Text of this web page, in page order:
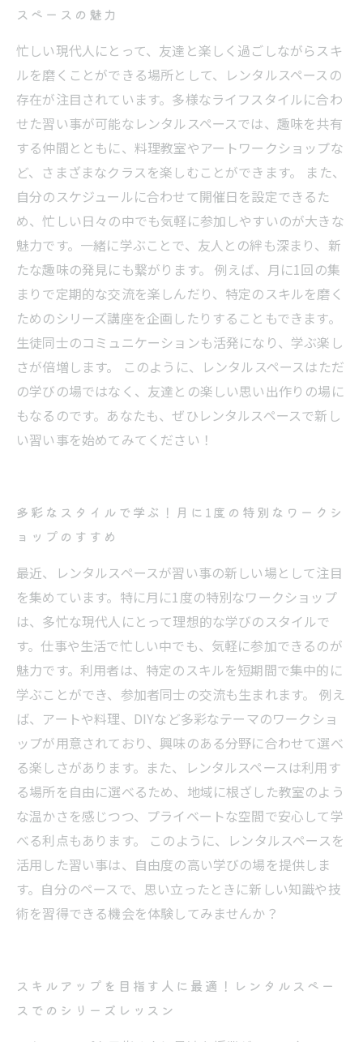
スペースの魅力
忙しい現代人にとって、友達と楽しく過ごしながらスキ
ルを磨くことができる場所として、レンタルスペースの
存在が注目されています。多様なライフスタイルに合わ
せた習い事が可能なレンタルスペースでは、趣味を共有
する仲間とともに、料理教室やアートワークショップな
ど、さまざまなクラスを楽しむことができます。 また、
自分のスケジュールに合わせて開催日を設定できるた
め、忙しい日々の中でも気軽に参加しやすいのが大きな
魅力です。一緒に学ぶことで、友人との絆も深まり、新
たな趣味の発見にも繋がります。 例えば、月に1回の集
まりで定期的な交流を楽しんだり、特定のスキルを磨く
ためのシリーズ講座を企画したりすることもできます。
生徒同士のコミュニケーションも活発になり、学ぶ楽し
さが倍増します。 このように、レンタルスペースはただ
の学びの場ではなく、友達との楽しい思い出作りの場に
もなるのです。あなたも、ぜひレンタルスペースで新し
い習い事を始めてみてください！
多彩なスタイルで学ぶ！月に1度の特別なワークシ
ョップのすすめ
最近、レンタルスペースが習い事の新しい場として注目
を集めています。特に月に1度の特別なワークショップ
は、多忙な現代人にとって理想的な学びのスタイルで
す。仕事や生活で忙しい中でも、気軽に参加できるのが
魅力です。利用者は、特定のスキルを短期間で集中的に
学ぶことができ、参加者同士の交流も生まれます。 例え
ば、アートや料理、DIYなど多彩なテーマのワークショ
ップが用意されており、興味のある分野に合わせて選べ
る楽しさがあります。また、レンタルスペースは利用す
る場所を自由に選べるため、地域に根ざした教室のよう
な温かさを感じつつ、プライベートな空間で安心して学
べる利点もあります。 このように、レンタルスペースを
活用した習い事は、自由度の高い学びの場を提供しま
す。自分のペースで、思い立ったときに新しい知識や技
術を習得できる機会を体験してみませんか？
スキルアップを目指す人に最適！レンタルスペー
スでのシリーズレッスン